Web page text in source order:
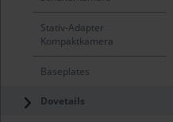
Stativ-Adapter
Kompaktkamera
Baseplates
Dovetails